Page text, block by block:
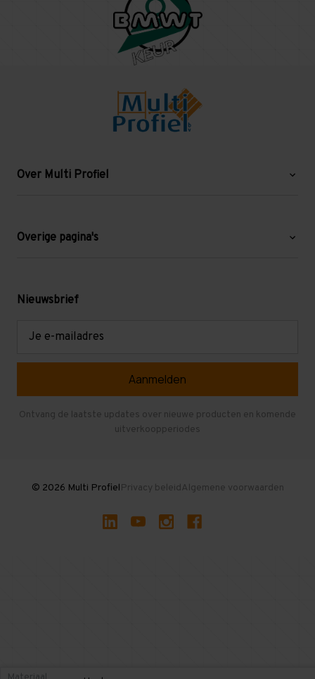
Over Multi Profiel
Blog
Levering en afhalen
Overige pagina's
Mezzanine
Gebruikte entresolvloeren
Nieuwsbrief
Ontvang de laatste updates over nieuwe producten en komende
uitverkoopperiodes
© 2026 Multi ProfielPrivacy beleidAlgemene voorwaarden